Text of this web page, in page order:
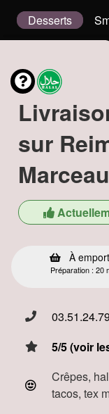
Desserts
sur
À
Préparation : 20
5/5 (voir
Crêpes,
tacos, tex